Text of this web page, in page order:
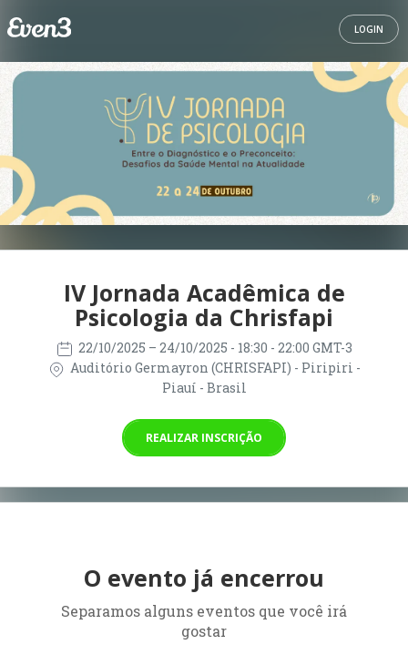
LOGIN
IV Jornada Acadêmica de
Psicologia da Chrisfapi
22/10/2025 – 24/10/2025 - 18:30 - 22:00 GMT-3
Auditório Germayron (CHRISFAPI) - Piripiri -
Piauí - Brasil
REALIZAR INSCRIÇÃO
O evento já encerrou
Separamos alguns eventos que você irá
gostar